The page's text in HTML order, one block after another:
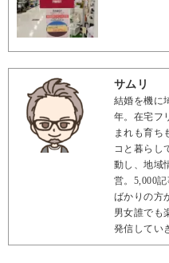
サムリ
結婚を機に
年。在宅フ
まれも育ち
コと暮らし
動し、地域
営。5,000
ばかりの方
男女誰でも
発信してい